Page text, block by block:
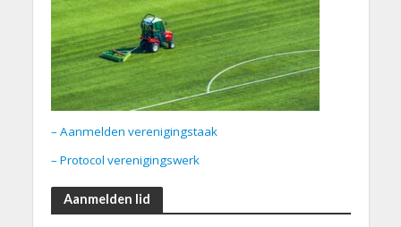
– Aanmelden verenigingstaak
– Protocol verenigingswerk
Aanmelden lid